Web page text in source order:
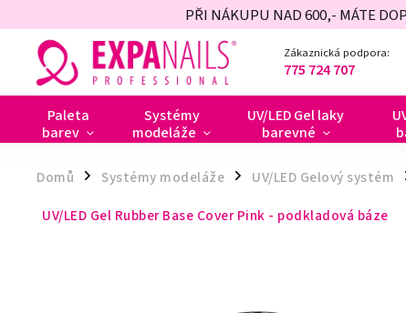
PŘI NÁKUPU NAD 600,- MÁTE
Zákaznická podpora:
775 724 707
Paleta
barev
Systémy
modeláže
UV/LED Gel laky
barevné
Domů / Systémy modeláže / UV/LED Gelový systém
UV/LED Gel Rubber Base Cover Pink - podkladová báze